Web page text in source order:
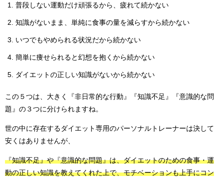
普段しない運動だけ頑張るから、疲れて続かない
知識がないまま、単純に食事の量を減らすから続かない
いつでもやめられる状況だから続かない
簡単に痩せられると幻想を抱くから続かない
ダイエットの正しい知識がないから続かない
この５つは、大きく『非日常的な行動』『知識不足』『意識的な問
題』の３つに分けられますね。
世の中に存在するダイエット専用のパーソナルトレーナーは決して
安くはありませんが、
『知識不足』や『意識的な問題』は、ダイエットのための食事・運
動の正しい知識を教えてくれた上で、モチベーションも上手にコン